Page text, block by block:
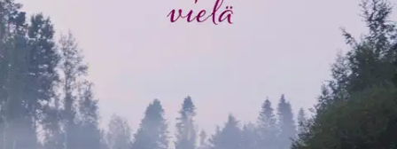
Elämänmakuisessa runokirjassa pureudutaan syvälle elämän ja
kuoleman kysymyksiin. Rintasyöpädiagnoosin jälkeen mikään ei ole
niin kuin ennen. Pian pintaan nousee toivo: en ole kuolemassa vielä.
Kirjailijan ottamilla valokuvilla kuvitettu teos luo tunnelmia, tarttuu
ohikiitäviin hetkiin ja tarkastelee maailmaa uuden tilanteen tuomien
silmälasien läpi. Pianonsoiton lehtori, filosofian tohtori Johanna
Hasu on kirjoittanut aiemmin kaksi runokirjaa, pianonsoiton
alkeisoppikirjan Klaavi Kettu Musiikkimaassa sekä psykologisen
trillerin Roihu.